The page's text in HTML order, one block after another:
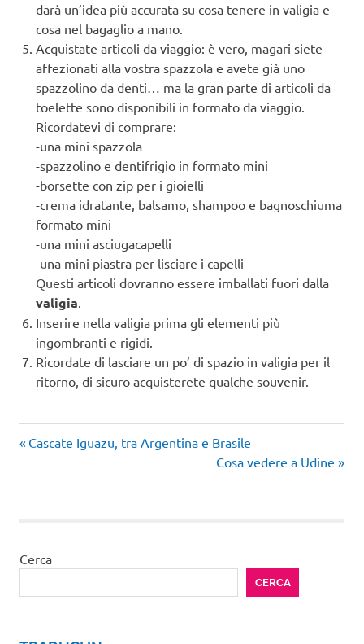
darà un’idea più accurata su cosa tenere in valigia e
cosa nel bagaglio a mano.
Acquistate articoli da viaggio: è vero, magari siete
affezionati alla vostra spazzola e avete già uno
spazzolino da denti… ma la gran parte di articoli da
toelette sono disponibili in formato da viaggio.
Ricordatevi di comprare:
-una mini spazzola
-spazzolino e dentifrigio in formato mini
-borsette con zip per i gioielli
-crema idratante, balsamo, shampoo e bagnoschiuma
formato mini
-una mini asciugacapelli
-una mini piastra per lisciare i capelli
Questi articoli dovranno essere imballati fuori dalla
valigia.
Inserire nella valigia prima gli elementi più
ingombranti e rigidi.
Ricordate di lasciare un po’ di spazio in valigia per il
ritorno, di sicuro acquisterete qualche souvenir.
Navigazione
articoli
Articolo
Cascate Iguazu, tra Argentina e Brasile
Articolo
successivo:
Cosa vedere a Udine
Cerca
CERCA